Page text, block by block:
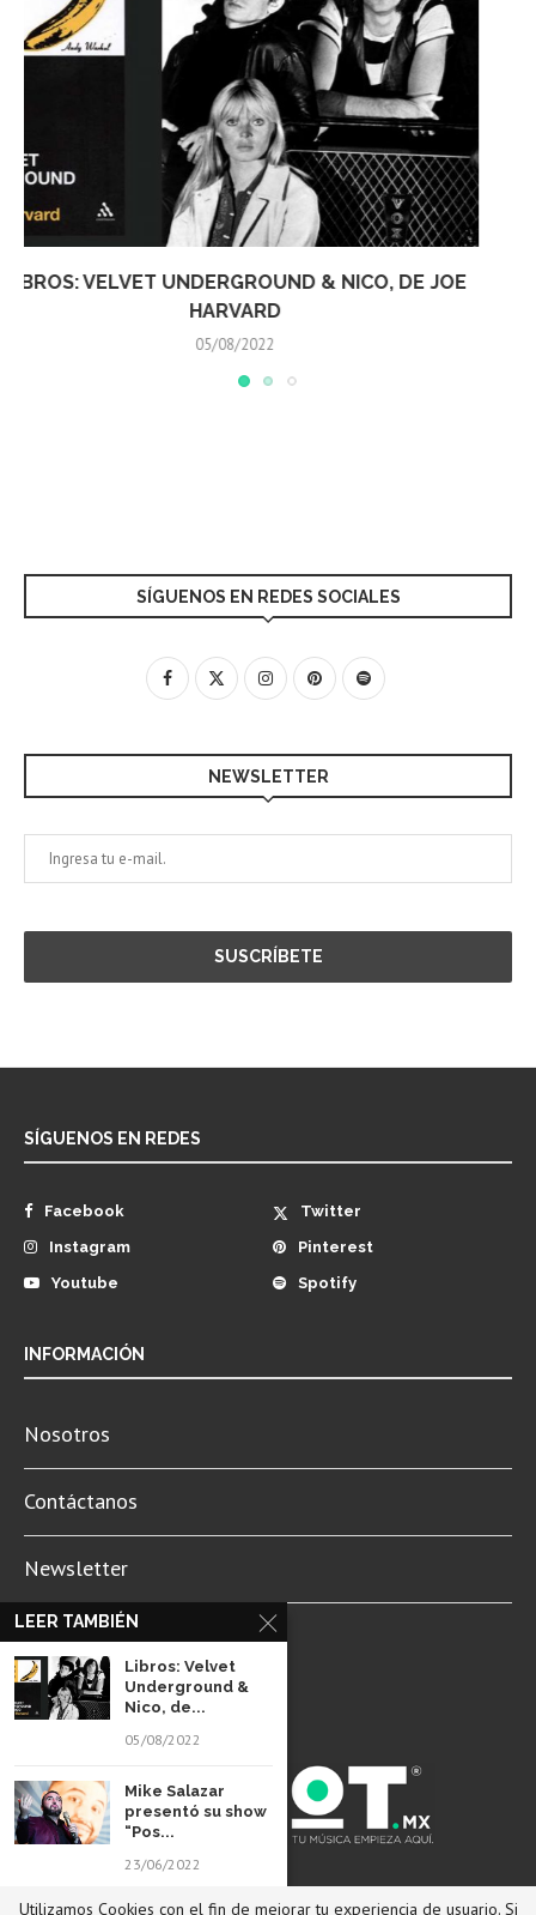
MIKE SALAZAR PRESENTÓ SU SHOW “POS AQUÍ
ANDAMOS”
23/06/2022
SÍGUENOS EN REDES SOCIALES
NEWSLETTER
SÍGUENOS EN REDES
Facebook
Twitter
Instagram
Pinterest
Youtube
Spotify
INFORMACIÓN
Nosotros
Contáctanos
Newsletter
Aviso de Privacidad
LEER TAMBIÉN
Libros: Velvet
Underground &
Nico, de...
05/08/2022
Mike Salazar
presentó su show
“Pos...
23/06/2022
Utilizamos Cookies con el fin de mejorar tu experiencia de usuario. Si